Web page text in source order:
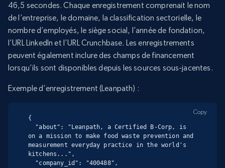
46,5 secondes. Chaque enregistrement comprenait le nom
de l’entreprise, le domaine, la classification sectorielle, le
nombre d’employés, le siège social, l’année de fondation,
l’URL LinkedIn et l’URL Crunchbase. Les enregistrements
peuvent également inclure des champs de financement
lorsqu’ils sont disponibles depuis les sources sous-jacentes.
Exemple d’enregistrement (Leanpath) :
{
on a mission to make food waste prevention and
measurement everyday practice in the world's
kitchens...",
Copy